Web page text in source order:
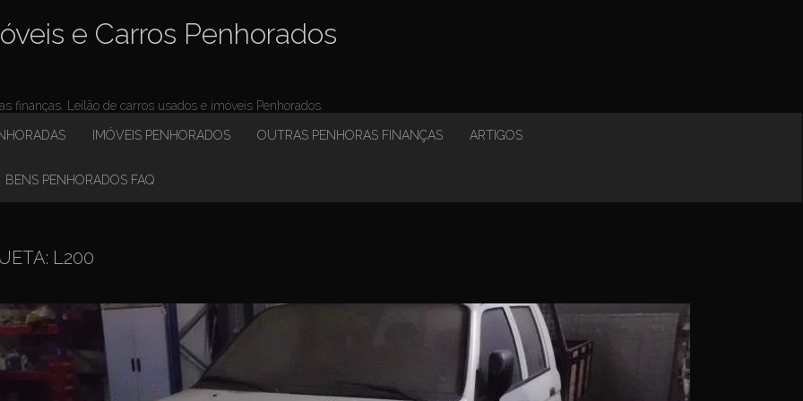
e Carros Penhorados
finanças. Leilão de carros usados e imóveis Penhorados.
IMÓVEIS PENHORADOS OUTRAS PENHORAS FINANÇAS ARTIGOS
BENS PENHORADOS FAQ
L200